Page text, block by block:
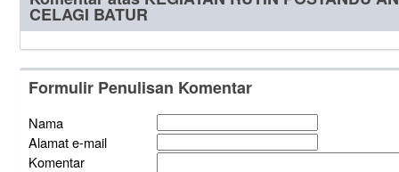
CELAGI BATUR
Formulir Penulisan Komentar
Nama
Alamat e-mail
Komentar